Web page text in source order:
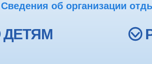
Сведения об организации
ДЕТЯМ